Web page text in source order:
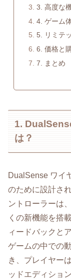
3. 高度な
4. ゲーム
5. リミテ
6. 価格と
7. まとめ
1.
は？
DualSense ワイ
のために設計さ
ントローラーは
くの新機能を搭
ィードバックと
ゲームの中での
き、プレイヤー
ッドエディショ